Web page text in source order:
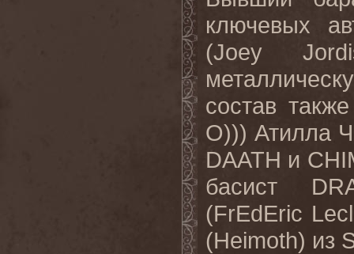
ключевых
(Joey
состав
O))) Атилла
DAATH и
басист
(FrEdEric
(Heimoth) из